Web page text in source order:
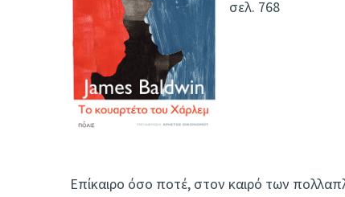
σελ. 768
Επίκαιρο όσο ποτέ, στον καιρό των